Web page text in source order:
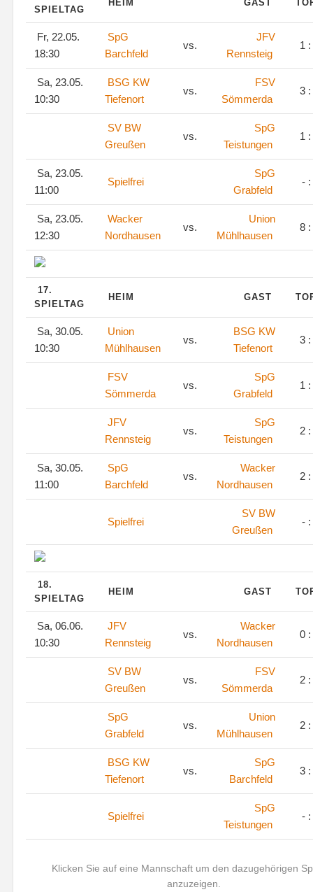
SPIELTAG
HEIM GAST
Fr, 22.05.
18:30
SpG
Barchfeld
vs.
JFV
Rennsteig
1
Sa, 23.05.
10:30
BSG KW
Tiefenort
vs.
FSV
Sömmerda
3
SV BW
Greußen
vs.
SpG
Teistungen
1
Sa, 23.05.
11:00
Spielfrei
SpG
Grabfeld
- :
Sa, 23.05.
12:30
Wacker
Nordhausen
vs.
Union
Mühlhausen
8
17.
SPIELTAG
HEIM GAST
Sa, 30.05.
10:30
Union
Mühlhausen
vs.
BSG KW
Tiefenort
3
FSV
Sömmerda
vs.
SpG
Grabfeld
1
JFV
Rennsteig
vs.
SpG
Teistungen
2
Sa, 30.05.
11:00
SpG
Barchfeld
vs.
Wacker
Nordhausen
2
Spielfrei
SV BW
Greußen
- :
18.
SPIELTAG
HEIM GAST
Sa, 06.06.
10:30
JFV
Rennsteig
vs.
Wacker
Nordhausen
0
SV BW
Greußen
vs.
FSV
Sömmerda
2
SpG
Grabfeld
vs.
Union
Mühlhausen
2
BSG KW
Tiefenort
vs.
SpG
Barchfeld
3
Spielfrei
SpG
Teistungen
- :
Klicken Sie auf eine Mannschaft um den dazugehörigen
anzuzeigen.